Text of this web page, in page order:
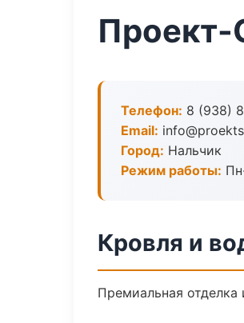
Проект-
Телефон: 8 (938)
Email:
Город: Нальчик
Режим работы:
Кровля и
Премиальная